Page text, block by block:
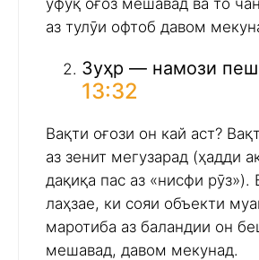
аз тулӯи офтоб давом
Зуҳр — намози
13:32
Вақти оғози он кай аст?
аз зенит мегузарад (ҳадди
дақиқа пас аз «нисфи рӯз»).
лаҳзае, ки сояи объекти
маротиба аз баландии он
мешавад, давом мекунад.